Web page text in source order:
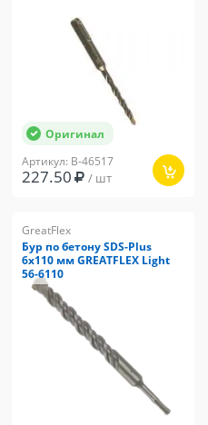
Оригинал
Артикул: B-46517
227.50 / шт
GreatFlex
Бур по бетону SDS-Plus
6x110 мм GREATFLEX Light
56-6110